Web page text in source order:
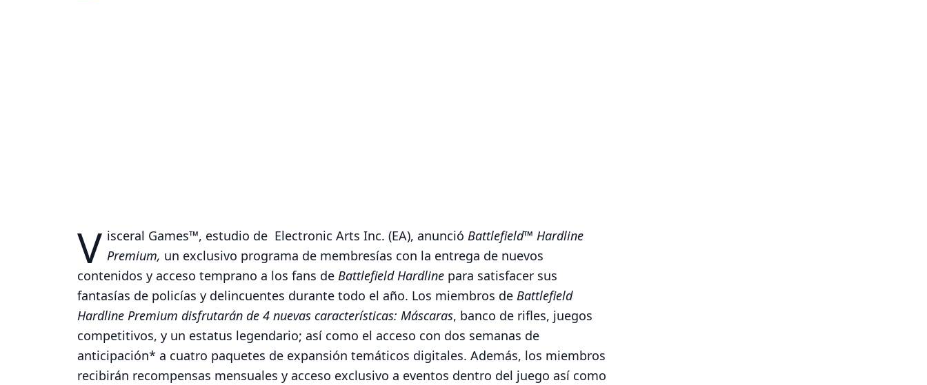
V isceral Games™, estudio de Electronic Arts Inc. (EA), anuncióBattlefield™ Hardline
Premium, un exclusivo programa de membresías con la entrega de nuevos
contenidos y acceso temprano a los fans de Battlefield Hardlinepara satisfacer sus
fantasías de policías y delincuentes durante todo el año. Los miembros de Battlefield
Hardline Premium disfrutarán de 4 nuevas características: Máscaras, banco de rifles, juegos
competitivos, y un estatus legendario; así como el acceso con dos semanas de
anticipación* a cuatro paquetes de expansión temáticos digitales. Además, los miembros
recibirán recompensas mensuales y acceso exclusivo a eventos dentro del juego así como